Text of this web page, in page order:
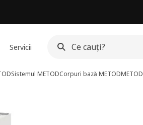
Servicii
Sistemul METODCorpuri bază METODMETOD